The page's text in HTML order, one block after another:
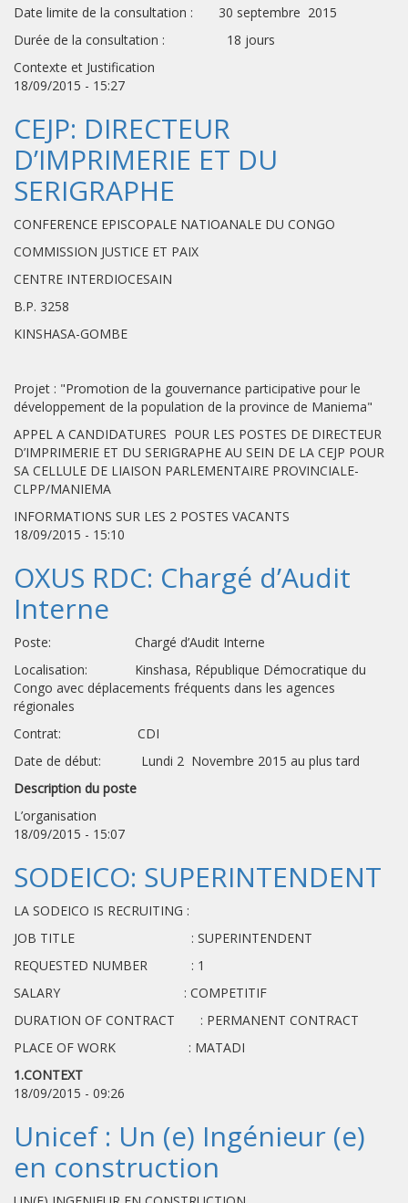
Date limite de la consultation : 30 septembre 2015
Durée de la consultation : 18 jours
Contexte et Justification
18/09/2015 - 15:27
CEJP: DIRECTEUR
D’IMPRIMERIE ET DU
SERIGRAPHE
CONFERENCE EPISCOPALE NATIOANALE DU CONGO
COMMISSION JUSTICE ET PAIX
CENTRE INTERDIOCESAIN
B.P. 3258
KINSHASA-GOMBE
Projet : "Promotion de la gouvernance participative pour le
développement de la population de la province de Maniema"
APPEL A CANDIDATURES POUR LES POSTES DE DIRECTEUR
D’IMPRIMERIE ET DU SERIGRAPHE AU SEIN DE LA CEJP POUR
SA CELLULE DE LIAISON PARLEMENTAIRE PROVINCIALE-
CLPP/MANIEMA
INFORMATIONS SUR LES 2 POSTES VACANTS
18/09/2015 - 15:10
OXUS RDC: Chargé d’Audit
Interne
Poste: Chargé d’Audit Interne
Localisation: Kinshasa, République Démocratique du
Congo avec déplacements fréquents dans les agences
régionales
Contrat: CDI
Date de début: Lundi 2 Novembre 2015 au plus tard
Description du poste
L’organisation
18/09/2015 - 15:07
SODEICO: SUPERINTENDENT
LA SODEICO IS RECRUITING :
JOB TITLE : SUPERINTENDENT
REQUESTED NUMBER : 1
SALARY : COMPETITIF
DURATION OF CONTRACT : PERMANENT CONTRACT
PLACE OF WORK : MATADI
1.CONTEXT
18/09/2015 - 09:26
Unicef : Un (e) Ingénieur (e)
en construction